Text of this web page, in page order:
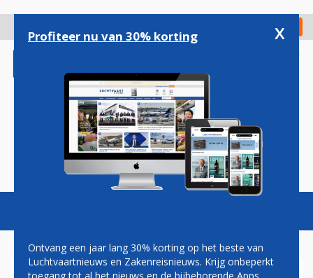
gaan
Check in
Magazine Podcasts Vacatures
Profiteer nu van 30% korting x
Ontvang een jaar lang 30% korting op het beste van
Luchtvaartnieuws en Zakenreisnieuws. Krijg onbeperkt